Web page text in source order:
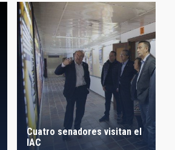
Cuatro senadores visitan el
IAC